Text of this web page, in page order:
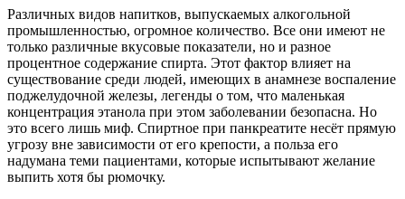
Различных видов напитков, выпускаемых алкогольной
промышленностью, огромное количество. Все они имеют не
только различные вкусовые показатели, но и разное
процентное содержание спирта. Этот фактор влияет на
существование среди людей, имеющих в анамнезе воспаление
поджелудочной железы, легенды о том, что маленькая
концентрация этанола при этом заболевании безопасна. Но
это всего лишь миф. Спиртное при панкреатите несёт прямую
угрозу вне зависимости от его крепости, а польза его
надумана теми пациентами, которые испытывают желание
выпить хотя бы рюмочку.